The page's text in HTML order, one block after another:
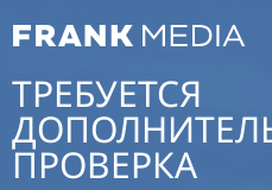
ТРЕБУЕТСЯ
ПРОВЕРКА